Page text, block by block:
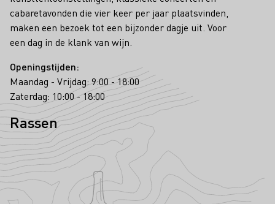
cabaretavonden die vier keer per jaar plaatsvinden,
maken een bezoek tot een bijzonder dagje uit. Voor
een dag in de klank van wijn.
Openingstijden:
Maandag - Vrijdag: 9:00 - 18:00
Zaterdag: 10:00 - 18:00
Rassen